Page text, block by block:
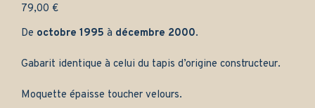
79,00 €
De octobre 1995 à décembre 2000.
Gabarit identique à celui du tapis d’origine constructeur.
Moquette épaisse toucher velours.